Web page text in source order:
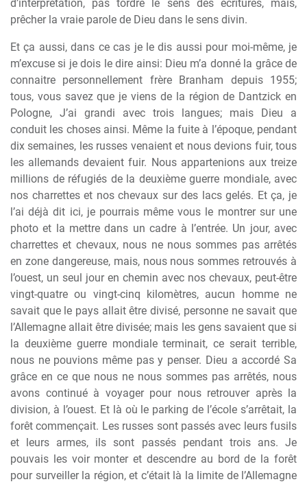
d’interprétation, pas tordre le sens des écritures, mais,
prêcher la vraie parole de Dieu dans le sens divin.
Et ça aussi, dans ce cas je le dis aussi pour moi-même, je
m’excuse si je dois le dire ainsi: Dieu m’a donné la grâce de
connaitre personnellement frère Branham depuis 1955;
tous, vous savez que je viens de la région de Dantzick en
Pologne, J’ai grandi avec trois langues; mais Dieu a
conduit les choses ainsi. Même la fuite à l’époque, pendant
dix semaines, les russes venaient et nous devions fuir, tous
les allemands devaient fuir. Nous appartenions aux treize
millions de réfugiés de la deuxième guerre mondiale, avec
nos charrettes et nos chevaux sur des lacs gelés. Et ça, je
l’ai déjà dit ici, je pourrais même vous le montrer sur une
photo et la mettre dans un cadre à l’entrée. Un jour, avec
charrettes et chevaux, nous ne nous sommes pas arrêtés
en zone dangereuse, mais, nous nous sommes retrouvés à
l’ouest, un seul jour en chemin avec nos chevaux, peut-être
vingt-quatre ou vingt-cinq kilomètres, aucun homme ne
savait que le pays allait être divisé, personne ne savait que
l’Allemagne allait être divisée; mais les gens savaient que si
la deuxième guerre mondiale terminait, ce serait terrible,
nous ne pouvions même pas y penser. Dieu a accordé Sa
grâce en ce que nous ne nous sommes pas arrêtés, nous
avons continué à voyager pour nous retrouver après la
division, à l’ouest. Et là où le parking de l’école s’arrêtait, la
forêt commençait. Les russes sont passés avec leurs fusils
et leurs armes, ils sont passés pendant trois ans. Je
pouvais les voir monter et descendre au bord de la forêt
pour surveiller la région, et c’était là la limite de l’Allemagne